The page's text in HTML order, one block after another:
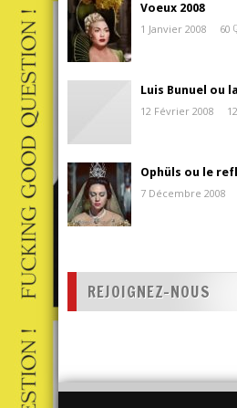
Voeux 2008
1 Janvier 2008
60
Luis Bunuel ou
12 Février 2008
12
Ophüls ou le
7 Décembre 2008
REJOIGNEZ-NOUS